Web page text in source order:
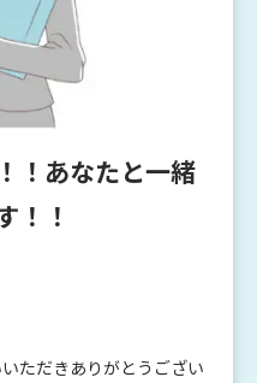
！あなたと一緒
！！
ただきありがとうござい